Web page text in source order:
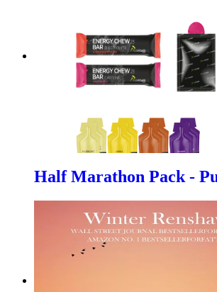
Half Marathon Pack -